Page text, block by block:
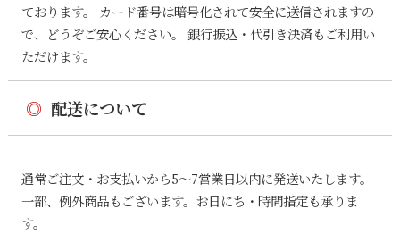
ております。 カード番号は暗号化されて安全に送信されますの
で、どうぞご安心ください。 銀行振込・代引き決済もご利用い
ただけます。
◎ 配送について
通常ご注文・お支払いから5〜7営業日以内に発送いたします。
一部、例外商品もございます。お日にち・時間指定も承りま
す。